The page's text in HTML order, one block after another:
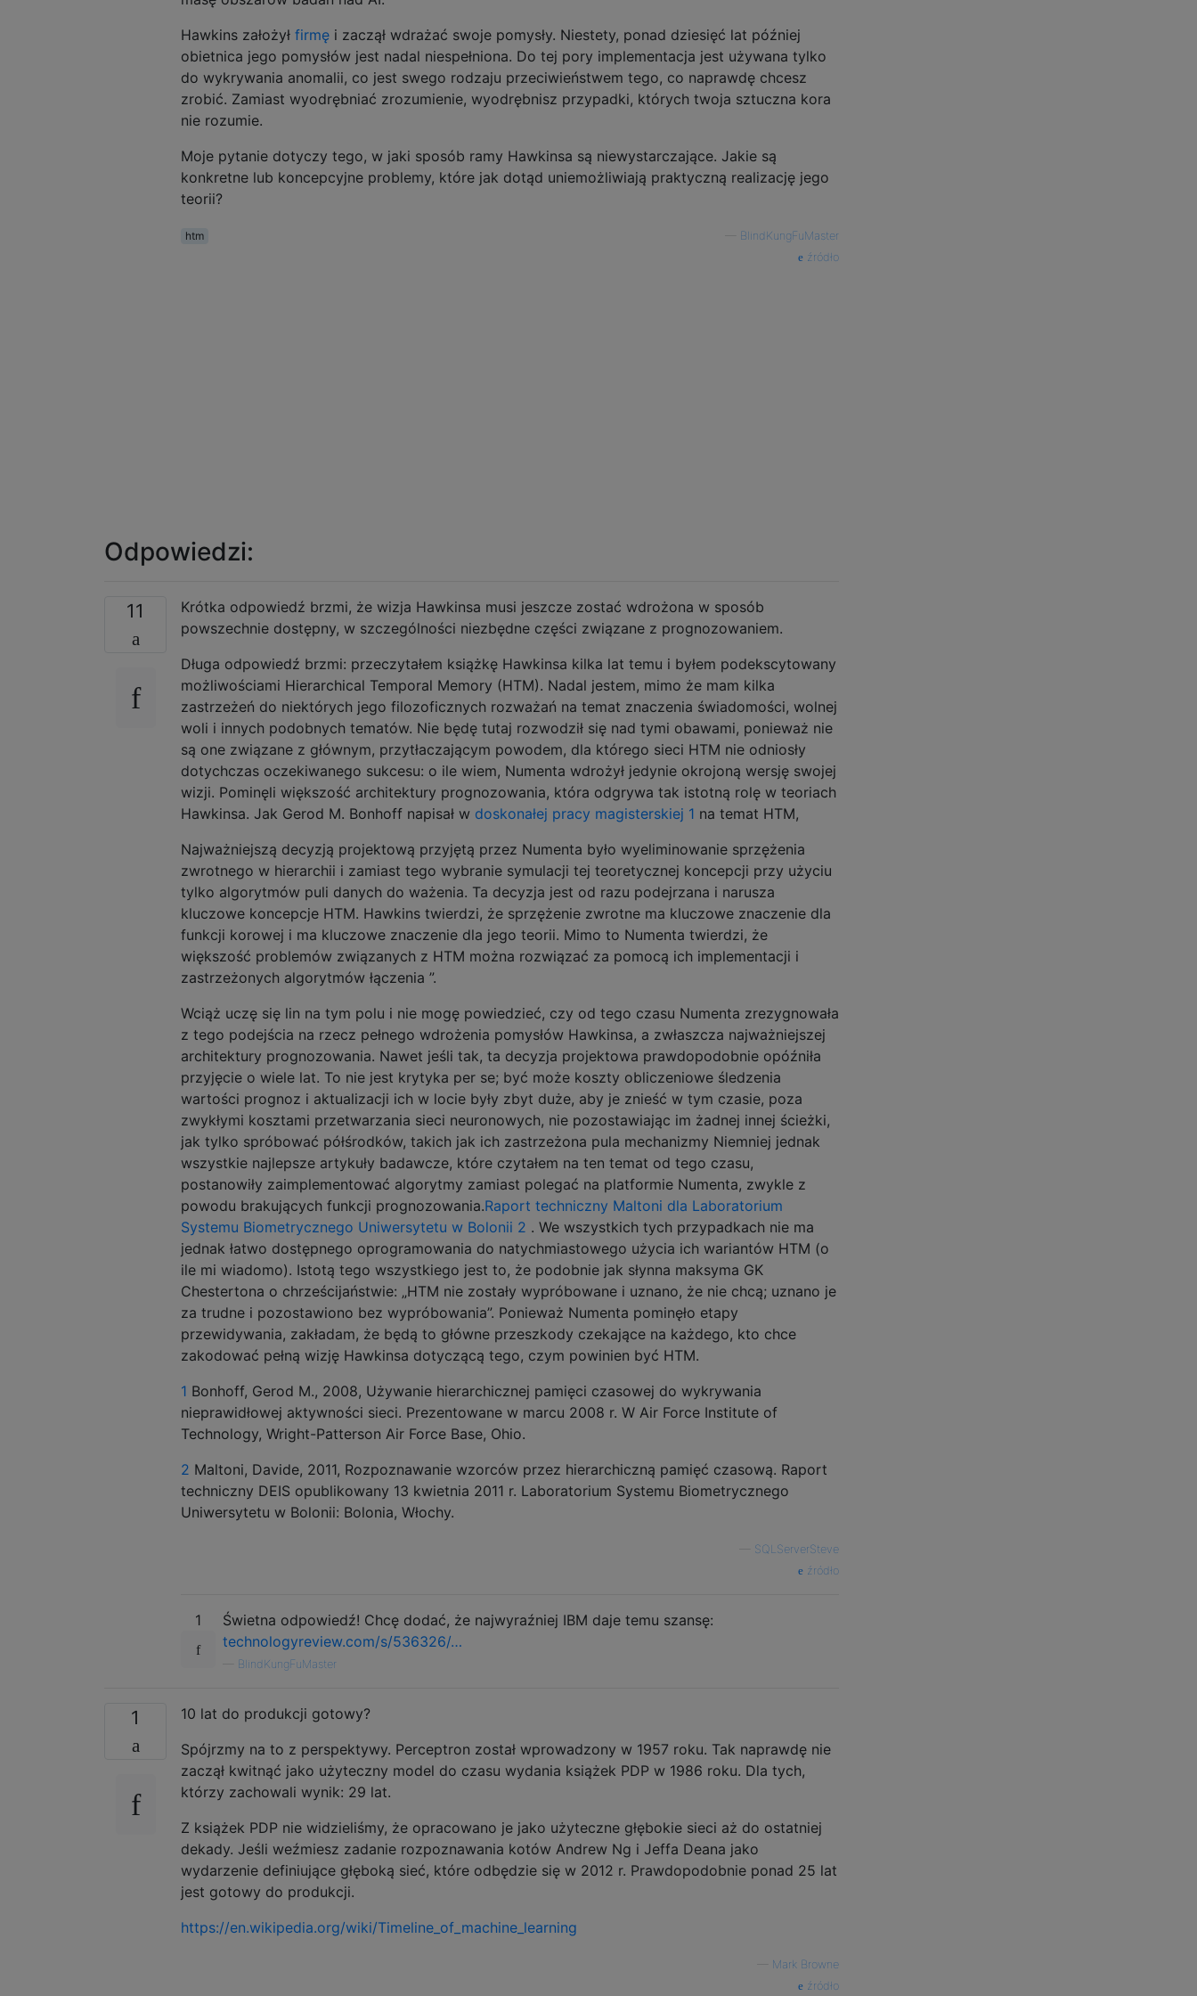
Hawkins założył firmę i zaczął wdrażać swoje pomysły. Niestety, ponad dziesięć lat później
obietnica jego pomysłów jest nadal niespełniona. Do tej pory implementacja jest używana tylko
do wykrywania anomalii, co jest swego rodzaju przeciwieństwem tego, co naprawdę chcesz
zrobić. Zamiast wyodrębniać zrozumienie, wyodrębnisz przypadki, których twoja sztuczna kora
nie rozumie.
Moje pytanie dotyczy tego, w jaki sposób ramy Hawkinsa są niewystarczające. Jakie są
konkretne lub koncepcyjne problemy, które jak dotąd uniemożliwiają praktyczną realizację jego
teorii?
htm
BlindKungFuMaster
źródło
Odpowiedzi:
11
Krótka odpowiedź brzmi, że wizja Hawkinsa musi jeszcze zostać wdrożona w sposób
powszechnie dostępny, w szczególności niezbędne części związane z prognozowaniem.
Długa odpowiedź brzmi: przeczytałem książkę Hawkinsa kilka lat temu i byłem podekscytowany
możliwościami Hierarchical Temporal Memory (HTM). Nadal jestem, mimo że mam kilka
zastrzeżeń do niektórych jego filozoficznych rozważań na temat znaczenia świadomości, wolnej
woli i innych podobnych tematów. Nie będę tutaj rozwodził się nad tymi obawami, ponieważ nie
są one związane z głównym, przytłaczającym powodem, dla którego sieci HTM nie odniosły
dotychczas oczekiwanego sukcesu: o ile wiem, Numenta wdrożył jedynie okrojoną wersję swojej
wizji. Pominęli większość architektury prognozowania, która odgrywa tak istotną rolę w teoriach
Hawkinsa. Jak Gerod M. Bonhoff napisał w doskonałej pracy magisterskiej 1 na temat HTM,
Najważniejszą decyzją projektową przyjętą przez Numenta było wyeliminowanie sprzężenia
zwrotnego w hierarchii i zamiast tego wybranie symulacji tej teoretycznej koncepcji przy użyciu
tylko algorytmów puli danych do ważenia. Ta decyzja jest od razu podejrzana i narusza
kluczowe koncepcje HTM. Hawkins twierdzi, że sprzężenie zwrotne ma kluczowe znaczenie dla
funkcji korowej i ma kluczowe znaczenie dla jego teorii. Mimo to Numenta twierdzi, że
większość problemów związanych z HTM można rozwiązać za pomocą ich implementacji i
zastrzeżonych algorytmów łączenia ”.
Wciąż uczę się lin na tym polu i nie mogę powiedzieć, czy od tego czasu Numenta zrezygnowała
z tego podejścia na rzecz pełnego wdrożenia pomysłów Hawkinsa, a zwłaszcza najważniejszej
architektury prognozowania. Nawet jeśli tak, ta decyzja projektowa prawdopodobnie opóźniła
przyjęcie o wiele lat. To nie jest krytyka per se; być może koszty obliczeniowe śledzenia
wartości prognoz i aktualizacji ich w locie były zbyt duże, aby je znieść w tym czasie, poza
zwykłymi kosztami przetwarzania sieci neuronowych, nie pozostawiając im żadnej innej ścieżki,
jak tylko spróbować półśrodków, takich jak ich zastrzeżona pula mechanizmy Niemniej jednak
wszystkie najlepsze artykuły badawcze, które czytałem na ten temat od tego czasu,
postanowiły zaimplementować algorytmy zamiast polegać na platformie Numenta, zwykle z
powodu brakujących funkcji prognozowania.Raport techniczny Maltoni dla Laboratorium
Systemu Biometrycznego Uniwersytetu w Bolonii 2 . We wszystkich tych przypadkach nie ma
jednak łatwo dostępnego oprogramowania do natychmiastowego użycia ich wariantów HTM (o
ile mi wiadomo). Istotą tego wszystkiego jest to, że podobnie jak słynna maksyma GK
Chestertona o chrześcijaństwie: „HTM nie zostały wypróbowane i uznano, że nie chcą; uznano je
za trudne i pozostawiono bez wypróbowania”. Ponieważ Numenta pominęło etapy
przewidywania, zakładam, że będą to główne przeszkody czekające na każdego, kto chce
zakodować pełną wizję Hawkinsa dotyczącą tego, czym powinien być HTM.
1 Bonhoff, Gerod M., 2008, Używanie hierarchicznej pamięci czasowej do wykrywania
nieprawidłowej aktywności sieci. Prezentowane w marcu 2008 r. W Air Force Institute of
Technology, Wright-Patterson Air Force Base, Ohio.
2 Maltoni, Davide, 2011, Rozpoznawanie wzorców przez hierarchiczną pamięć czasową. Raport
techniczny DEIS opublikowany 13 kwietnia 2011 r. Laboratorium Systemu Biometrycznego
Uniwersytetu w Bolonii: Bolonia, Włochy.
SQLServerSteve
źródło
1
Świetna odpowiedź! Chcę dodać, że najwyraźniej IBM daje temu szansę:
technologyreview.com/s/536326/…
BlindKungFuMaster
1
10 lat do produkcji gotowy?
Spójrzmy na to z perspektywy. Perceptron został wprowadzony w 1957 roku. Tak naprawdę nie
zaczął kwitnąć jako użyteczny model do czasu wydania książek PDP w 1986 roku. Dla tych,
którzy zachowali wynik: 29 lat.
Z książek PDP nie widzieliśmy, że opracowano je jako użyteczne głębokie sieci aż do ostatniej
dekady. Jeśli weźmiesz zadanie rozpoznawania kotów Andrew Ng i Jeffa Deana jako
wydarzenie definiujące głęboką sieć, które odbędzie się w 2012 r. Prawdopodobnie ponad 25 lat
jest gotowy do produkcji.
https://en.wikipedia.org/wiki/Timeline_of_machine_learning
Mark Browne
źródło